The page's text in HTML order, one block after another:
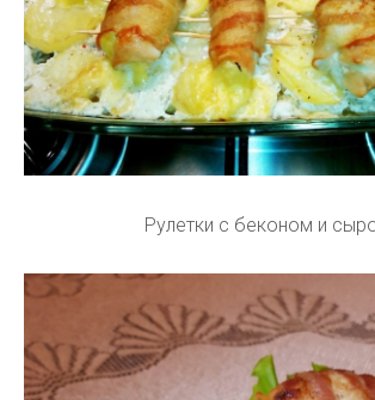
Рулетки с беконом и